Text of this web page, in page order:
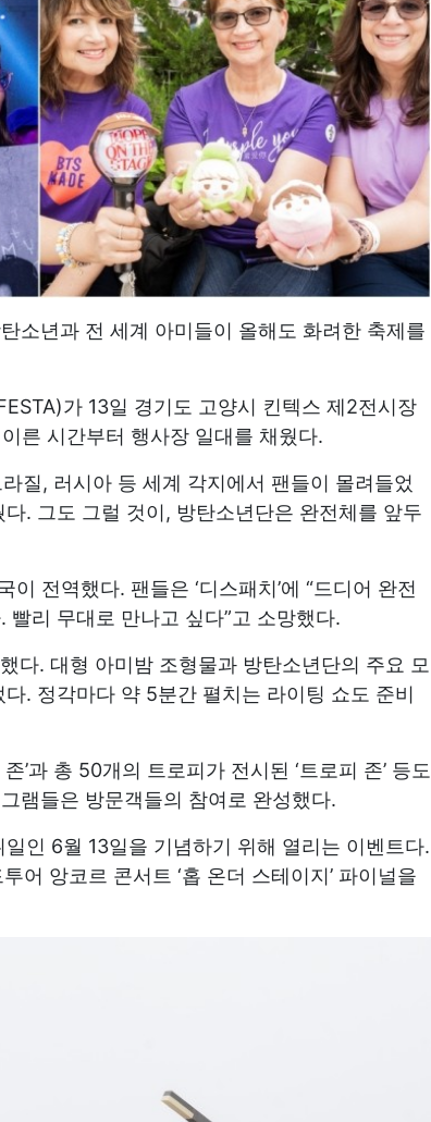
소년과 전 세계 아미들이 올해도 화려한 축제를
가 13일 경기도 고양시 킨텍스 제2전시장
른 시간부터 행사장 일대를 채웠다.
질, 러시아 등 세계 각지에서 팬들이 몰려들었
. 그도 그럴 것이, 방탄소년단은 완전체를 앞두
전역했다. 팬들은 ‘디스패치’에 “드디어 완전
리 무대로 만나고 싶다”고 소망했다.
다. 대형 아미밤 조형물과 방탄소년단의 주요 모
. 정각마다 약 5분간 펼치는 라이팅 쇼도 준비
’과 총 50개의 트로피가 전시된 ‘트로피 존’ 등도
램들은 방문객들의 참여로 완성했다.
인 6월 13일을 기념하기 위해 열리는 이벤트다.
어 앙코르 콘서트 ‘홉 온더 스테이지’ 파이널을